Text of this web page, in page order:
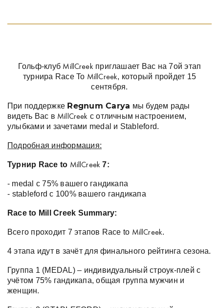
Гольф-клуб MillCreek приглашает Вас на 7ой этап
турнира Race To MillCreek, который пройдет 15
сентября.
При поддержке Regnum Carya мы будем рады
видеть Вас в MillCreek с отличным настроением,
улыбками и зачетами medal и Stableford.
Подробная информация:
Турнир Race to MillCreek 7:
- medal с 75% вашего гандикапа
- ⁠stableford с 100% вашего гандикапа
Race to Mill Creek Summary:
Всего проходит 7 этапов Race to MillCreek.
4 этапа идут в зачёт для финального рейтинга сезона.
Группа 1 (MEDAL) – индивидуальный строук-плей с
учётом 75% гандикапа, общая группа мужчин и
женщин.